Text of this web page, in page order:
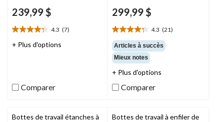
239,99 $
4.3 (7)
4.3
étoile(s)
+ Plus d'options
Comparer
299,99 $
4.3 (21)
4.3
étoile(s)
sur
5.
21
Articles à succès
Mieux notes
+ Plus d'options
Comparer
Bottes de travail étanches à
Bottes de travail à enfiler de